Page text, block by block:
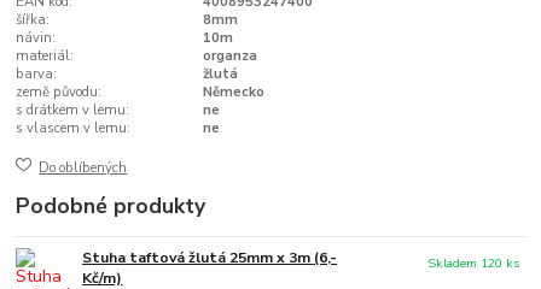
šířka:
8mm
návin:
10m
materiál:
organza
barva:
žlutá
země původu:
Německo
s drátkem v lemu:
ne
s vlascem v lemu:
ne
Do oblíbených
Podobné produkty
Stuha taftová žlutá 25mm x 3m (6,-
Kč/m)
Skladem 120 ks